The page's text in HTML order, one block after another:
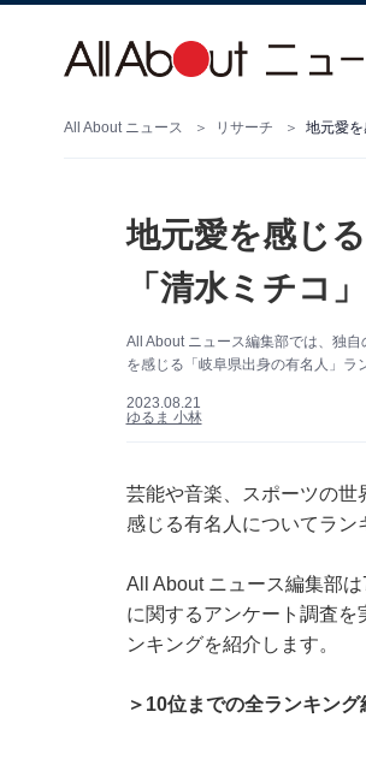
All About ニュース リサーチ 地元愛
地元愛を感じ
「清水ミチコ
All About ニュース編集部では、独
を感じる「岐阜県出身の有名人」ラ
2023.08.21
ゆるま 小林
芸能や音楽、スポーツの世
感じる有名人についてラン
All About ニュース編集部
に関するアンケート調査
ンキングを紹介します。
＞10位までの全ランキング